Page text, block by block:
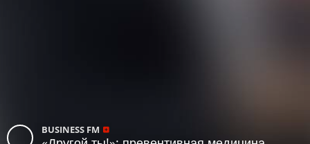
BUSINESS FM